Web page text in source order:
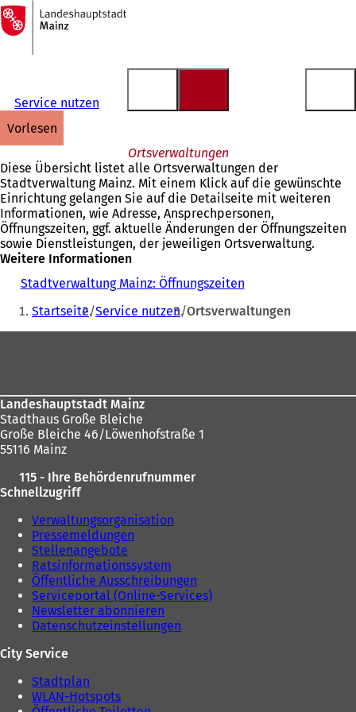
Inhalt anspringen
Zur
Startseite
Service nutzen
vorlesen
Ortsverwaltungen
Diese Übersicht listet alle Ortsverwaltungen der
Stadtverwaltung Mainz. Mit einem Klick auf die gewünschte
Einrichtung gelangen Sie auf die Detailseite mit weiteren
Informationen, wie Adresse, Ansprechpersonen,
Öffnungszeiten, ggf. aktuelle Änderungen der Öffnungszeiten
sowie Dienstleistungen, der jeweiligen Ortsverwaltung.
Weitere Informationen
Stadtverwaltung Mainz: Öffnungszeiten
Sie
befinden
Startseite Service nutzen Ortsverwaltungen
Landeshauptstadt Mainz
Stadthaus Große Bleiche
Große Bleiche 46/Löwenhofstraße 1
55116 Mainz
115 - Ihre Behördenrufnummer
Schnellzugriff
Verwaltungsorganisation
Pressemeldungen
Stellenangebote
Ratsinformationssystem
Öffentliche Ausschreibungen
Serviceportal (Online-Services)
Newsletter abonnieren
Datenschutzeinstellungen
City Service
Stadtplan
WLAN-Hotspots